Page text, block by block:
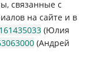
связанные с
на сайте и в
(Юлия
(Андрей